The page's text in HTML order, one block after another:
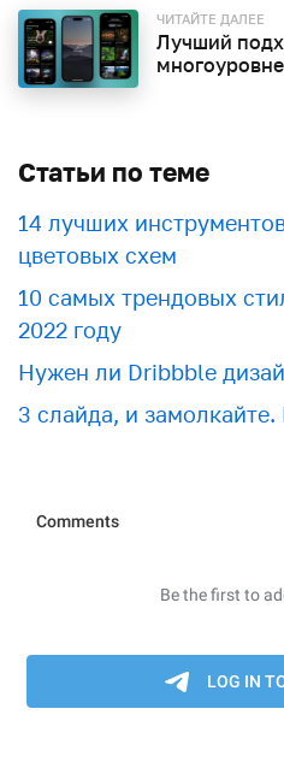
ЧИТАЙТЕ ДАЛЕЕ
Лучший
Статьи по теме
​​14 лучших
цветовых схем
10 самых трендовых
2022 году
Нужен ли Dribbble
3 слайда, и замолкайте.